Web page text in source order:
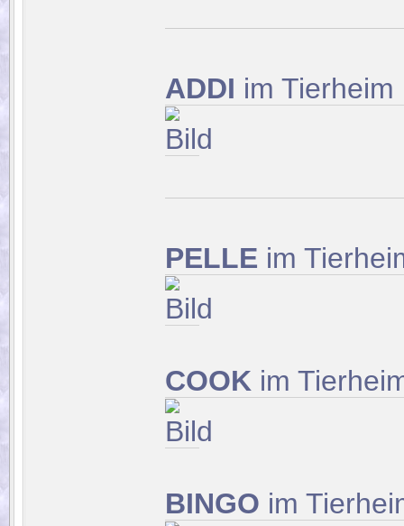
ADDI im Tierheim
PELLE im
COOK im
BINGO im